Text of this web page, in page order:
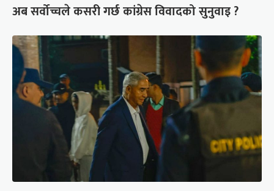
अब सर्वोच्चले कसरी गर्छ कांग्रेस विवादको सुनुवाइ ?